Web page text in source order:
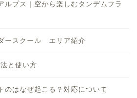
ルプス｜空から楽しむタンデムフラ
ースクール エリア紹介
と使い方
はなぜ起こる？対応について